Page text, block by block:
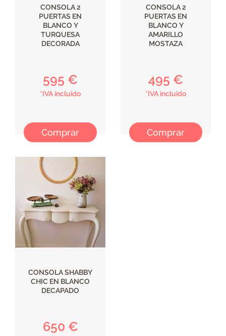
CONSOLA 2
PUERTAS EN
BLANCO Y
TURQUESA
DECORADA
595 €
*IVA incluido
Comprar
CONSOLA 2
PUERTAS EN
BLANCO Y
AMARILLO
MOSTAZA
495 €
*IVA incluido
Comprar
CONSOLA SHABBY
CHIC EN BLANCO
DECAPADO
650 €